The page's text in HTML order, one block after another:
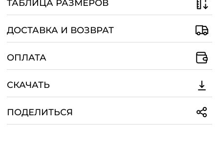
ТАБЛИЦА РАЗМЕРОВ
ДОСТАВКА И ВОЗВРАТ
ОПЛАТА
СКАЧАТЬ
ПОДЕЛИТЬСЯ